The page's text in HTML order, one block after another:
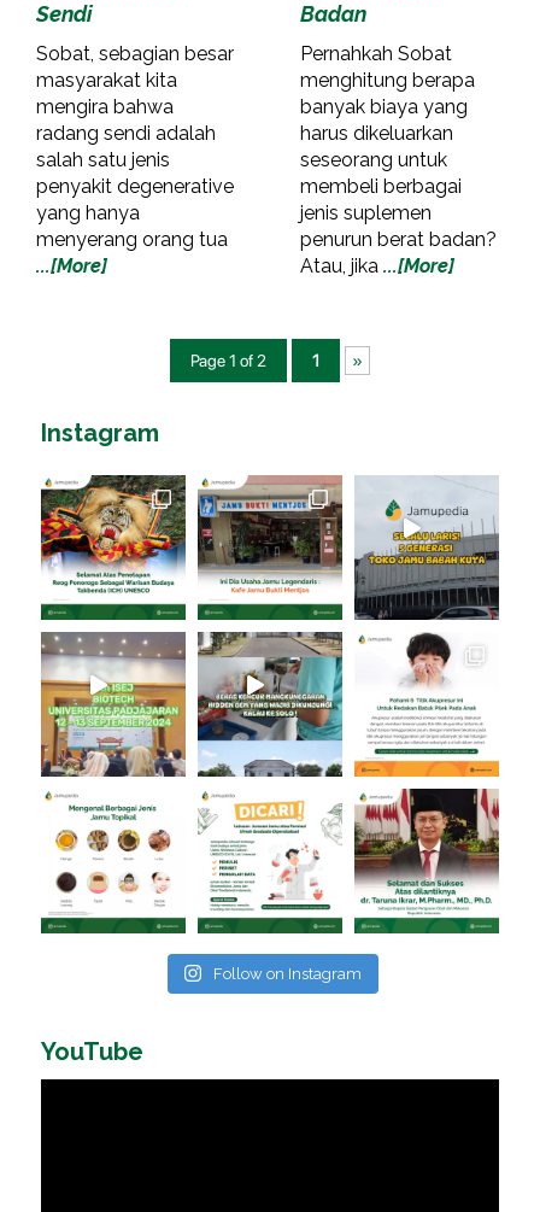
Sendi
Sobat, sebagian besar
masyarakat kita
mengira bahwa
radang sendi adalah
salah satu jenis
penyakit degenerative
yang hanya
menyerang orang tua
...[More]
Badan
Pernahkah Sobat
menghitung berapa
banyak biaya yang
harus dikeluarkan
seseorang untuk
membeli berbagai
jenis suplemen
penurun berat badan?
Atau, jika ...[More]
Page 1 of 2 1 »
Instagram
Follow on Instagram
YouTube